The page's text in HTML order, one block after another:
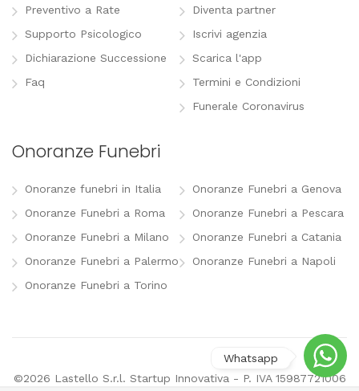
Preventivo a Rate
Supporto Psicologico
Dichiarazione Successione
Faq
Diventa partner
Iscrivi agenzia
Scarica l'app
Termini e Condizioni
Funerale Coronavirus
Onoranze Funebri
Onoranze funebri in Italia
Onoranze Funebri a Roma
Onoranze Funebri a Milano
Onoranze Funebri a Palermo
Onoranze Funebri a Torino
Onoranze Funebri a Genova
Onoranze Funebri a Pescara
Onoranze Funebri a Catania
Onoranze Funebri a Napoli
©2026 Lastello S.r.l. Startup Innovativa - P. IVA 15987721006